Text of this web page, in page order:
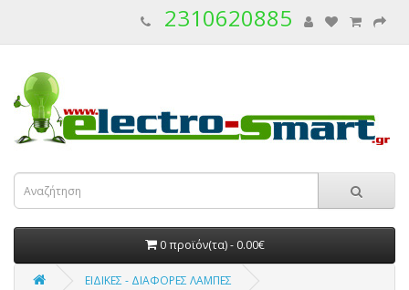
2310620885
0 προϊόν(τα) - 0.00€
ΕΙΔΙΚΕΣ - ΔΙΑΦΟΡΕΣ ΛΑΜΠΕΣ